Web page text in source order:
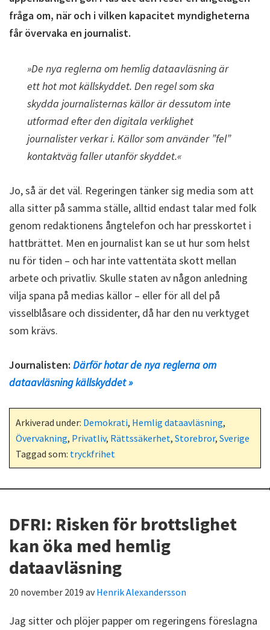
fråga om, när och i vilken kapacitet myndigheterna
får övervaka en journalist.
»De nya reglerna om hemlig dataavläsning är
ett hot mot källskyddet. Den regel som ska
skydda journalisternas källor är dessutom inte
utformad efter den digitala verklighet
journalister verkar i. Källor som använder ”fel”
kontaktväg faller utanför skyddet.«
Jo, så är det väl. Regeringen tänker sig media som att
alla sitter på samma ställe, alltid endast talar med folk
genom redaktionens ångtelefon och har presskortet i
hattbrättet. Men en journalist kan se ut hur som helst
nu för tiden – och har inte vattentäta skott mellan
arbete och privatliv. Skulle staten av någon anledning
vilja spana på medias källor – eller för all del på
visselblåsare och dissidenter, då har den nu verktyget
som krävs.
Journalisten: Därför hotar de nya reglerna om
dataavläsning källskyddet »
Arkiverad under: Demokrati, Hemlig dataavläsning,
Övervakning, Privatliv, Rättssäkerhet, Storebror, Sverige
Taggad som: tryckfrihet
DFRI: Risken för brottslighet
kan öka med hemlig
dataavläsning
20 november 2019 avHenrik Alexandersson
Jag sitter och plöjer papper om regeringens föreslagna